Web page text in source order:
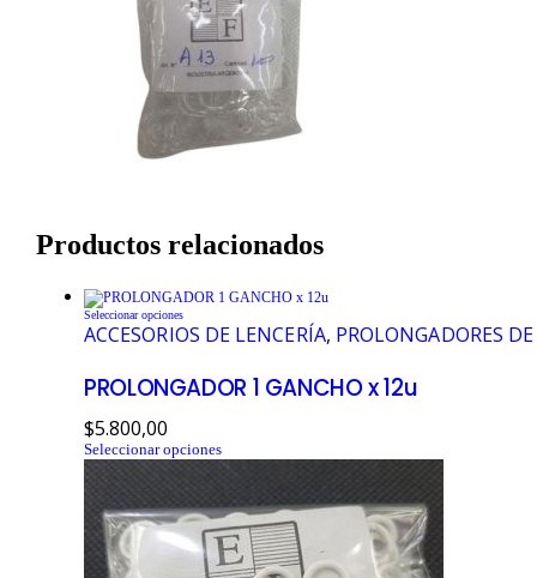
Productos relacionados
Seleccionar opciones
ACCESORIOS DE LENCERÍA, PROLONGADORES
PROLONGADOR 1 GANCHO x 12u
$5.800,00
Seleccionar opciones